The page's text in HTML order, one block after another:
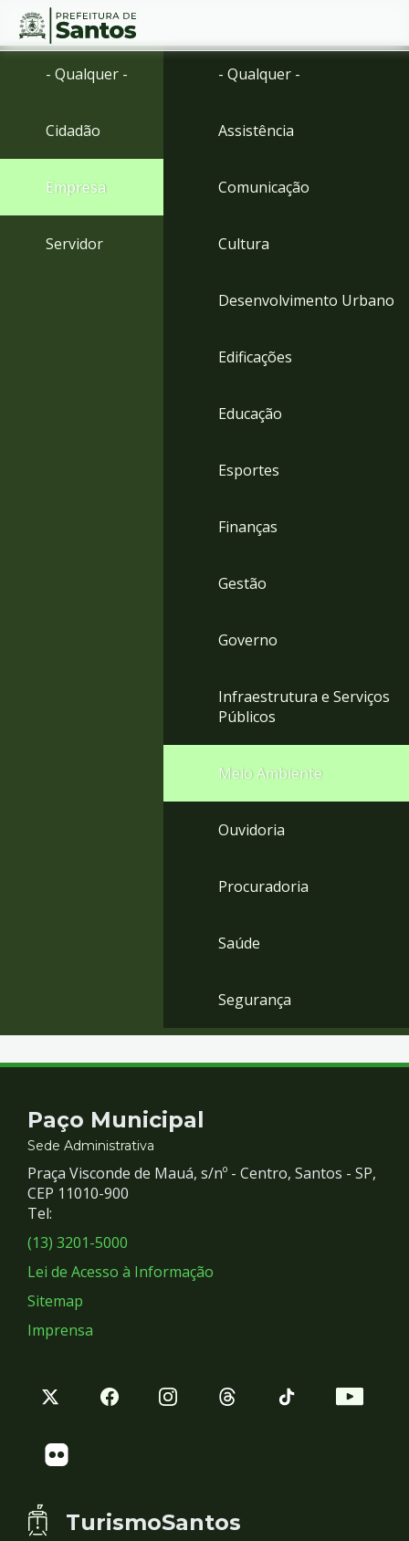
Ir
Ir
menu
Conteúdo
- Qualquer -
Cidadão
Empresa
Servidor
- Qualquer -
Assistência
Comunicação
Cultura
Desenvolvimento Urbano
Edificações
Educação
Esportes
Finanças
Gestão
Governo
Infraestrutura e Serviços
Públicos
Meio Ambiente
Ouvidoria
Procuradoria
Saúde
Segurança
Contato
e
Redes
Sociais
Paço Municipal
Sede Administrativa
Praça Visconde de Mauá, s/nº - Centro, Santos - SP,
CEP 11010-900
Tel:
(13) 3201-5000
Lei de Acesso à Informação
Sitemap
Imprensa
TurismoSantos